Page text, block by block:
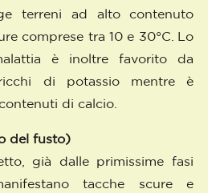
terreni ad alto contenuto
comprese tra 10 e 30°C. Lo
è inoltre favorito da
di potassio mentre è
di calcio.
del fusto)
già dalle primissime fasi
tacche scure e